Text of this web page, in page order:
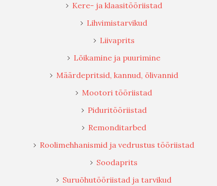
Kere- ja klaasitööriistad
Lihvimistarvikud
Liivaprits
Lõikamine ja puurimine
Määrdepritsid, kannud, õlivannid
Mootori tööriistad
Piduritööriistad
Remonditarbed
Roolimehhanismid ja vedrustus tööriistad
Soodaprits
Suruõhutööriistad ja tarvikud